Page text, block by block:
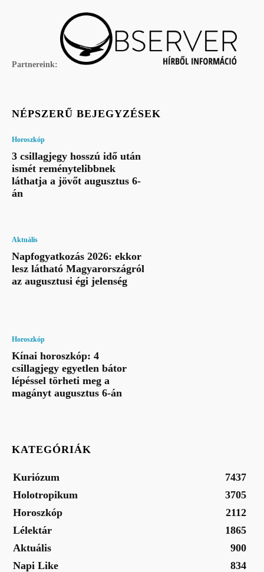
Partnereink:
NÉPSZERŰ BEJEGYZÉSEK
Horoszkóp
3 csillagjegy hosszú idő után
ismét reménytelibbnek
láthatja a jövőt augusztus 6-
án
Aktuális
Napfogyatkozás 2026: ekkor
lesz látható Magyarországról
az augusztusi égi jelenség
Horoszkóp
Kínai horoszkóp: 4
csillagjegy egyetlen bátor
lépéssel törheti meg a
magányt augusztus 6-án
KATEGÓRIÁK
Kuriózum
7437
Holotropikum
3705
Horoszkóp
2112
Lélektár
1865
Aktuális
900
Napi Like
834